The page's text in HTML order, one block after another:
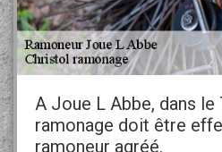
A Joue L Abbe, dans le
ramonage doit être
ramoneur agréé.